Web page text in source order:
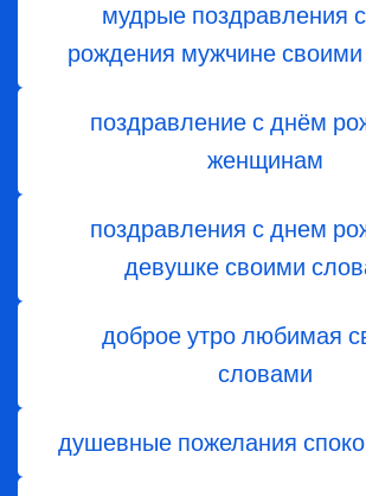
мудрые поздравления
рождения мужчине
поздравление с днём
женщинам
поздравления с днем
девушке своими
доброе утро любимая
словами
душевные пожелания